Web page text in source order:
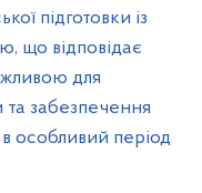
підготовки із
що відповідає
для
забезпечення
особливий період